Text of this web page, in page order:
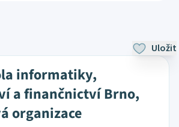
Uložit
informatiky,
a finančnictví Brno,
organizace